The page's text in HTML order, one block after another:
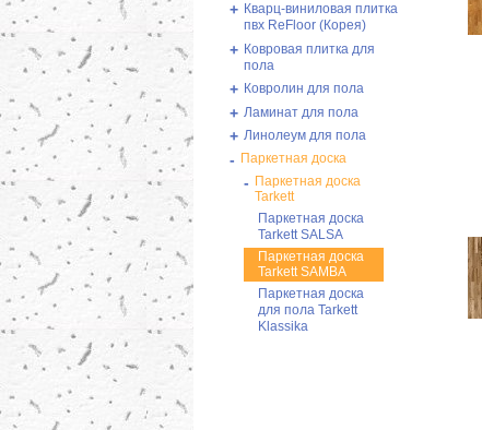
+ Кварц-виниловая плитка
пвх ReFloor (Корея)
+ Ковровая плитка для
пола
+ Ковролин для пола
+ Ламинат для пола
+ Линолеум для пола
- Паркетная доска
- Паркетная доска
Tarkett
Паркетная доска
Tarkett SALSA
Паркетная доска
Tarkett SAMBA
Паркетная доска
для пола Tarkett
Klassika